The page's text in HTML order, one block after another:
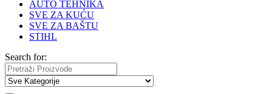
AUTO TEHNIKA
SVE ZA KUĆU
SVE ZA BAŠTU
STIHL
Search for: